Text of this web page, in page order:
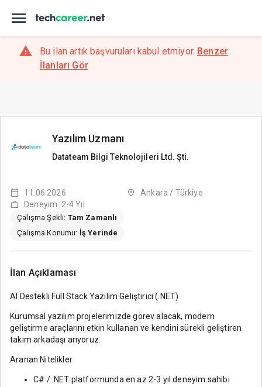
Bu ilan artık başvuruları kabul etmiyor. Benzer
İlanları Gör
Yazılım Uzmanı
Datateam Bilgi Teknolojileri Ltd. Şti.
11.06.2026
Ankara / Türkiye
Deneyim: 2-4 Yıl
Çalışma Şekli: Tam Zamanlı
Çalışma Konumu: İş Yerinde
İlan Açıklaması
AI Destekli Full Stack Yazılım Geliştirici (.NET)
Kurumsal yazılım projelerimizde görev alacak, modern
geliştirme araçlarını etkin kullanan ve kendini sürekli geliştiren
takım arkadaşı arıyoruz.
Aranan Nitelikler
C# / .NET platformunda en az 2-3 yıl deneyim sahibi